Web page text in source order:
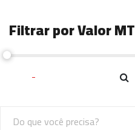
Filtrar por Valor MT